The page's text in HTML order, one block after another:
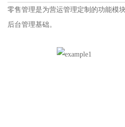
零售管理是为营运管理定制的功能模
后台管理基础。